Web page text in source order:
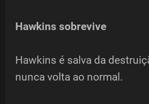
Hawkins sobrevive
Hawkins é salva da
nunca volta ao normal.